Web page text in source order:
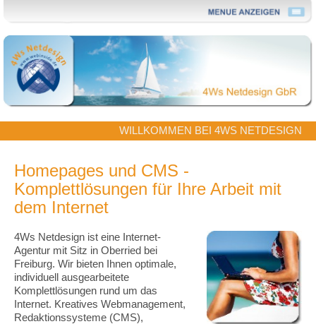
WILLKOMMEN BEI 4WS NETDESIGN
Homepages und CMS -
Komplettlösungen für Ihre Arbeit mit
dem Internet
4Ws Netdesign ist eine Internet-
Agentur mit Sitz in Oberried bei
Freiburg. Wir bieten Ihnen optimale,
individuell ausgearbeitete
Komplettlösungen rund um das
Internet. Kreatives Webmanagement,
Redaktionssysteme (CMS),